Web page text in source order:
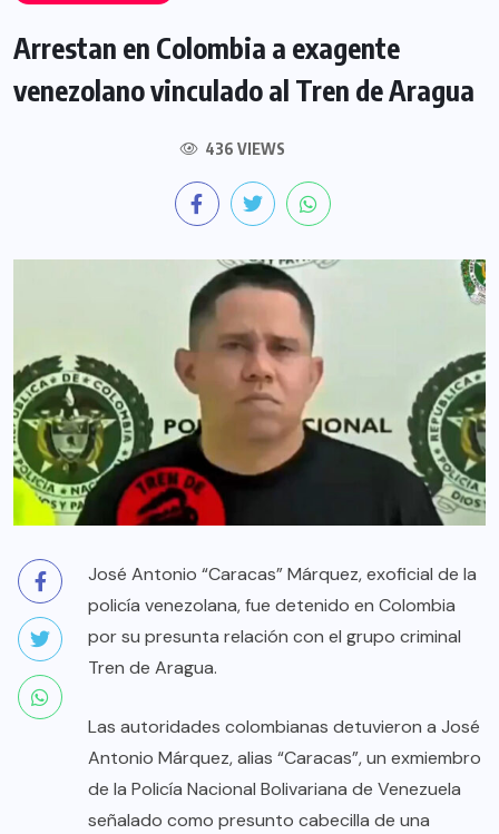
Arrestan en Colombia a exagente
venezolano vinculado al Tren de Aragua
436 VIEWS
José Antonio “Caracas” Márquez, exoficial de la
policía venezolana, fue detenido en Colombia
por su presunta relación con el grupo criminal
Tren de Aragua.
Las autoridades colombianas detuvieron a José
Antonio Márquez, alias “Caracas”, un exmiembro
de la Policía Nacional Bolivariana de Venezuela
señalado como presunto cabecilla de una